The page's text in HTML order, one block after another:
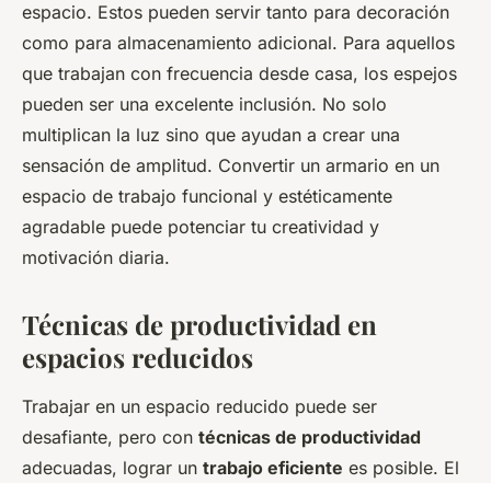
espacio. Estos pueden servir tanto para decoración
como para almacenamiento adicional. Para aquellos
que trabajan con frecuencia desde casa, los espejos
pueden ser una excelente inclusión. No solo
multiplican la luz sino que ayudan a crear una
sensación de amplitud. Convertir un armario en un
espacio de trabajo funcional y estéticamente
agradable puede potenciar tu creatividad y
motivación diaria.
Técnicas de productividad en
espacios reducidos
Trabajar en un espacio reducido puede ser
desafiante, pero con técnicas de productividad
adecuadas, lograr un trabajo eficiente es posible. El